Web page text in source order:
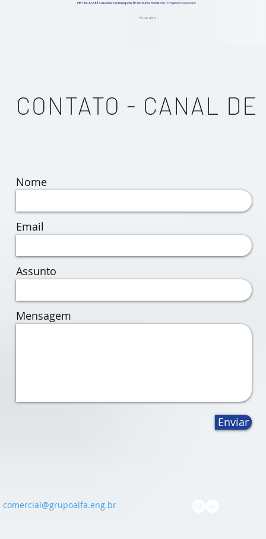
METAL ALFA | Soluções Tecnológicas | Estruturas Metálicas | Projetos Especiais
Metal Alfa
CONTATO - CANAL
Nome
Email
Assunto
Mensagem
Enviar
comercial@grupoalfa.eng.br